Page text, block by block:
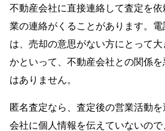
不動産会社に直接連絡して査定を
業の連絡がくることがあります。
は、売却の意思がない方にとって大
かといって、不動産会社との関係
はありません。
匿名査定なら、査定後の営業活動
会社に個人情報を伝えていないの